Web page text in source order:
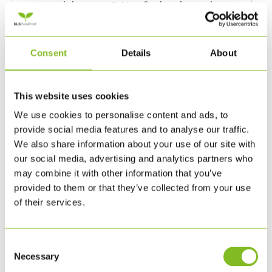
Consent Details About
This website uses cookies
We use cookies to personalise content and ads, to
provide social media features and to analyse our traffic.
We also share information about your use of our site with
our social media, advertising and analytics partners who
may combine it with other information that you’ve
provided to them or that they’ve collected from your use
of their services.
Selection
Necessary
samtalekortene”. Her finder du øvelser
til hvordan de spørgsmålene kan
bruges som samtalestartere til MUS-
samtaler, på kundemøder, som
icebreakere eller til prioritering af en
Om Sara Øllgaard
Sara Øllgaard har særlig fokus på
udvikling af det personlige og
bæredygtige lederskab. På baggrund af
samtaler med ledere om hvilke nye krav
dagsordenen stiller, har hun udviklet
tilhørende samtalekort. Sammen med
lovgivningskrav og forandringsledelse,